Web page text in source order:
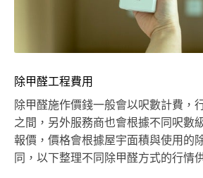
除甲醛工程費用
除甲醛施作價錢一般會以呎數計費，
之間，另外服務商也會根據不同呎數
報價，價格會根據屋宇面積與使用的
同，以下整理不同除甲醛方式的行情